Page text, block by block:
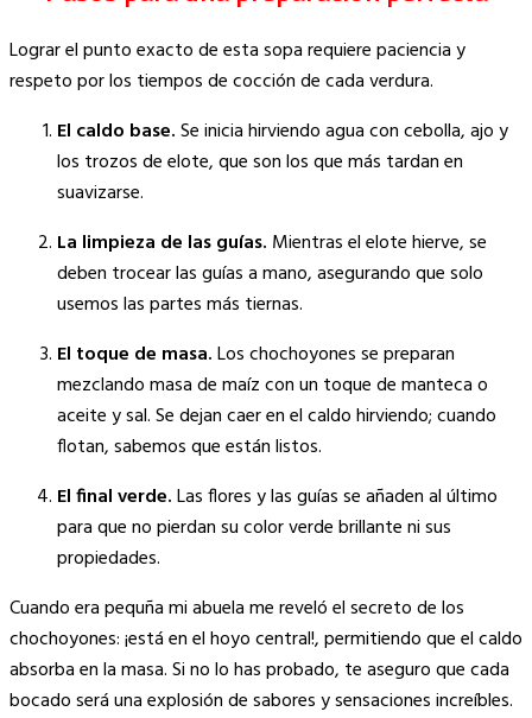
Lograr el punto exacto de esta sopa requiere paciencia y
respeto por los tiempos de cocción de cada verdura.
El caldo base.Se inicia hirviendo agua con cebolla, ajo y
los trozos de elote, que son los que más tardan en
suavizarse.
La limpieza de las guías. Mientras el elote hierve, se
deben trocear las guías a mano, asegurando que solo
usemos las partes más tiernas.
El toque de masa.Los chochoyones se preparan
mezclando masa de maíz con un toque de manteca o
aceite y sal. Se dejan caer en el caldo hirviendo; cuando
flotan, sabemos que están listos.
El final verde.Las flores y las guías se añaden al último
para que no pierdan su color verde brillante ni sus
propiedades.
Cuando era pequña mi abuela me reveló el secreto de los
chochoyones: ¡está en el hoyo central!, permitiendo que el caldo
absorba en la masa. Si no lo has probado, te aseguro que cada
bocado será una explosión de sabores y sensaciones increíbles.